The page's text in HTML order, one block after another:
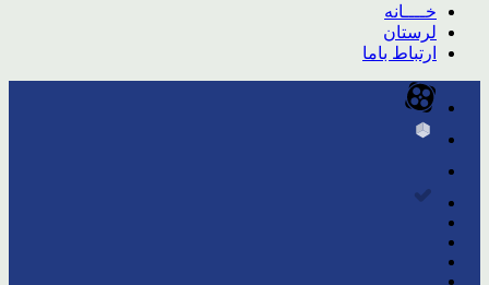
خــــانه
لرستان
ارتباط باما